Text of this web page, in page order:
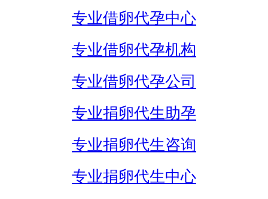
专业借卵代孕中心
专业借卵代孕机构
专业借卵代孕公司
专业捐卵代生助孕
专业捐卵代生咨询
专业捐卵代生中心